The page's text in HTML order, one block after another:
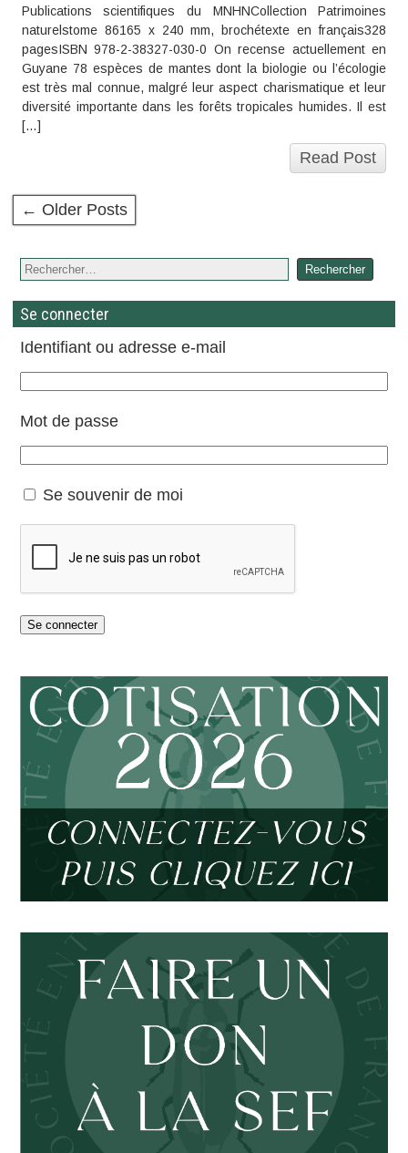
Publications scientifiques du MNHNCollection Patrimoines
naturelstome 86165 x 240 mm, brochétexte en français328
pagesISBN 978-2-38327-030-0 On recense actuellement en
Guyane 78 espèces de mantes dont la biologie ou l’écologie
est très mal connue, malgré leur aspect charismatique et leur
diversité importante dans les forêts tropicales humides. Il est
[…]
Read Post
← Older Posts
Se connecter
Identifiant ou adresse e-mail
Mot de passe
Se souvenir de moi
Se connecter